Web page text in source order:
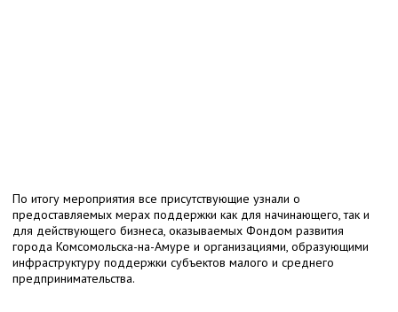
По итогу мероприятия все присутствующие узнали о
предоставляемых мерах поддержки как для начинающего, так и
для действующего бизнеса, оказываемых Фондом развития
города Комсомольска-на-Амуре и организациями, образующими
инфраструктуру поддержки субъектов малого и среднего
предпринимательства.